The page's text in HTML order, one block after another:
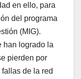
en ello, para
del programa
(MIG).
han logrado la
pierden por
de la red